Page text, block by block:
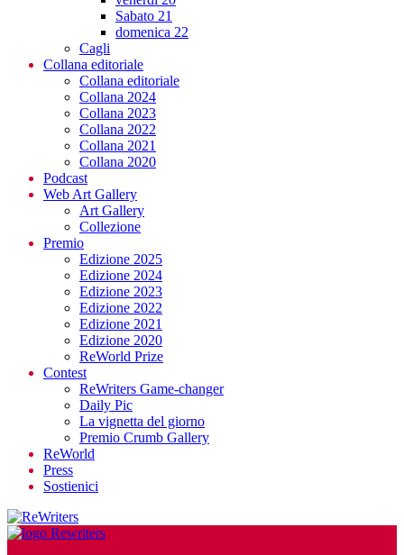
Sabato 21
domenica 22
Cagli
Collana editoriale
Collana editoriale
Collana 2024
Collana 2023
Collana 2022
Collana 2021
Collana 2020
Podcast
Web Art Gallery
Art Gallery
Collezione
Premio
Edizione 2025
Edizione 2024
Edizione 2023
Edizione 2022
Edizione 2021
Edizione 2020
ReWorld Prize
Contest
ReWriters Game-changer
Daily Pic
La vignetta del giorno
Premio Crumb Gallery
ReWorld
Press
Sostienici